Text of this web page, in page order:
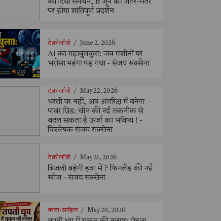
को दिया समर्थन, 6 जून को जंतर-मंतर
पर होगा शांतिपूर्ण प्रदर्शन
टेक्नोलॉजी / June 2, 2026
AI का महाबुलबुला: जब मशीनों पर
भरोसा महंगा पड़ गया - संजय सक्सैना
टेक्नोलॉजी / May 22, 2026
धरती पर नहीं, अब अंतरिक्ष में बनेगा
पावर ग्रिड: चीन की नई तकनीक से
बदल सकता है ऊर्जा का भविष्य ! -
विश्लेषक संजय सक्सेना
टेक्नोलॉजी / May 21, 2026
बिजली बहेगी हवा में ? फिनलैंड की नई
खोज - संजय सक्सेना
कला-साहित्य / May 20, 2026